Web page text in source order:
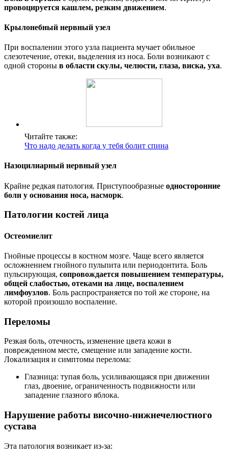
провоцируется кашлем, резким движением.
Крылонебный нервный узел
При воспалении этого узла пациента мучает обильное
слезотечение, отеки, выделения из носа. Боли возникают с
одной стороны в области скулы, челюсти, глаза, виска, уха.
Читайте также:
Что надо делать когда у тебя болит спина
Назоцилиарный нервный узел
Крайне редкая патология. Приступообразные односторонние
боли у основания носа, насморк.
Патологии костей лица
Остеомиелит
Гнойные процессы в костном мозге. Чаще всего является
осложнением гнойного пульпита или периодонтита. Боль
пульсирующая, сопровождается повышением температуры,
общей слабостью, отеками на лице, воспалением
лимфоузлов. Боль распространяется по той же стороне, на
которой произошло воспаление.
Переломы
Резкая боль, отечность, изменение цвета кожи в
поврежденном месте, смещение или западение кости.
Локализация и симптомы перелома:
Глазница: тупая боль, усиливающаяся при движении
глаз, двоение, ограниченность подвижности или
западение глазного яблока.
Нарушение работы височно-нижнечелюстного
сустава
Эта патология возникает из-за: